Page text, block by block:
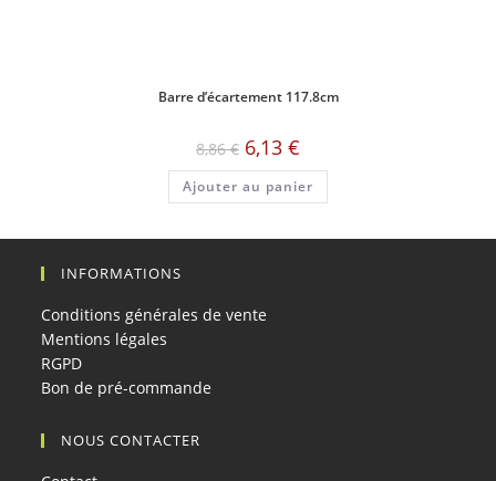
Barre d’écartement 117.8cm
8,86€ Le
prix
initial
était :
8,86 €.
6,13 €
actuel
est :
6,13 €.
Ajouter au panier
INFORMATIONS
Conditions générales de vente
Mentions légales
RGPD
Bon de pré-commande
NOUS CONTACTER